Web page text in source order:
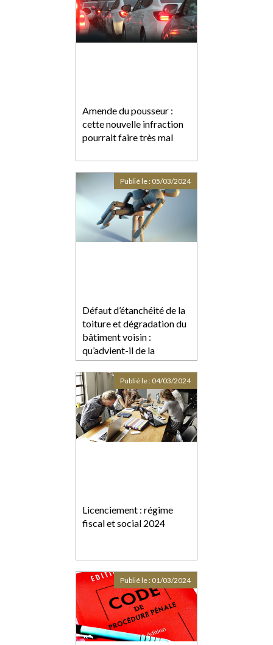
Amende du pousseur :
cette nouvelle infraction
pourrait faire très mal
Défaut d’étanchéité de la
toiture et dégradation du
bâtiment voisin :
qu’advient-il de la
responsabilité du
propriétaire de
l’immeuble ?
Publié le : 05/03/2024
Licenciement : régime
fiscal et social 2024
Publié le : 04/03/2024
Publié le : 01/03/2024